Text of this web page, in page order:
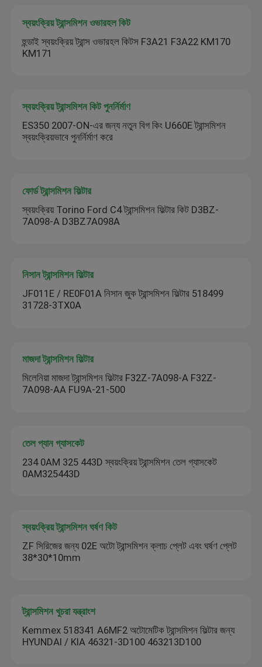
স্বয়ংক্রিয় ট্রান্সমিশন ওভারহল কিট
হুন্ডাই স্বয়ংক্রিয় ট্রান্স ওভারহল কিটস F3A21 F3A22 KM170
KM171
স্বয়ংক্রিয় ট্রান্সমিশন কিট পুনর্নির্মাণ
ES350 2007-ON-এর জন্য নতুন বিগ কিং U660E ট্রান্সমিশন
স্বয়ংক্রিয়ভাবে পুনর্নির্মাণ করে
ফোর্ড ট্রান্সমিশন ফিল্টার
স্বয়ংক্রিয় Torino Ford C4 ট্রান্সমিশন ফিল্টার কিট D3BZ-
7A098-A D3BZ7A098A
নিসান ট্রান্সমিশন ফিল্টার
JF011E / RE0F01A নিসান জুক ট্রান্সমিশন ফিল্টার 518499
31728-3TX0A
মাজদা ট্রান্সমিশন ফিল্টার
মিলেনিয়া মাজদা ট্রান্সমিশন ফিল্টার F32Z-7A098-A F32Z-
7A098-AA FU9A-21-500
তেল প্যান গ্যাসকেট
234 0AM 325 443D স্বয়ংক্রিয় ট্রান্সমিশন তেল গ্যাসকেট
0AM325443D
স্বয়ংক্রিয় ট্রান্সমিশন ঘর্ষণ কিট
ZF সিরিজের জন্য 02E অটো ট্রান্সমিশন ক্লাচ প্লেট এবং ঘর্ষণ প্লেট
38*30*10mm
ট্রান্সমিশন খুচরা যন্ত্রাংশ
Kemmex 518341 A6MF2 অটোমেটিক ট্রান্সমিশন ফিল্টার জন্য
HYUNDAI / KIA 46321-3D100 463213D100